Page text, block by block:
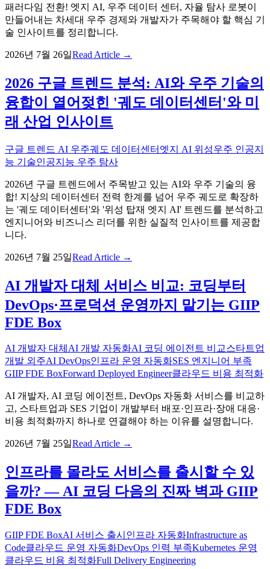
패러다임 전환! 엣지 AI, 우주 데이터 센터, 자율 탐사 로봇이
만들어내는 차세대 우주 경제와 개발자가 주목해야 할 핵심 기
술 인사이트를 정리합니다.
2026년 7월 26일Read Article →
2026 구글 트렌드 분석: AI와 우주 기술의
융합이 열어젖힌 '궤도 데이터센터'와 미
래 산업 인사이트
구글 트렌드 AI 우주궤도 데이터센터 엣지 AI 위성우주 인공지
능 기술인공지능 우주 탐사
2026년 구글 트렌드에서 주목받고 있는 AI와 우주 기술의 융
합! 지상의 데이터센터 전력 한계를 넘어 우주 궤도로 확장하
는 '궤도 데이터센터'와 '위성 탑재 엣지 AI' 트렌드를 분석하고
엔지니어와 비즈니스 리더를 위한 실질적 인사이트를 제공합
니다.
2026년 7월 25일Read Article →
AI 개발자 대체 서비스 비교: 코딩부터
DevOps·프로덕션 운영까지 맡기는 GIIP
FDE Box
AI 개발자 대체 AI 개발 자동화AI 코딩 에이전트 비교스타트업
개발 외주AI DevOps인프라 운영 자동화SES 엔지니어 부족
GIIP FDE BoxForward Deployed Engineer클라우드 비용 최적화
AI 개발자, AI 코딩 에이전트, DevOps 자동화 서비스를 비교하
고, 스타트업과 SES 기업이 개발부터 배포·인프라·장애 대응·
비용 최적화까지 하나로 연결해야 하는 이유를 설명합니다.
2026년 7월 25일Read Article →
인프라를 몰라도 서비스를 출시할 수 있
을까? — AI 코딩 다음의 진짜 벽과 GIIP
FDE Box
GIIP FDE BoxAI 서비스 출시 인프라 자동화Infrastructure as
Code클라우드 운영 자동화DevOps 인력 부족Kubernetes 운영
클라우드 비용 최적화Full Delivery Engineering